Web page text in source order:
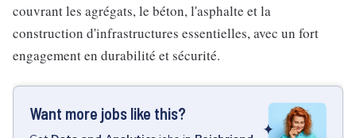
couvrant les agrégats, le béton, l'asphalte et la
construction d'infrastructures essentielles, avec un fort
engagement en durabilité et sécurité.
Want more jobs like this?